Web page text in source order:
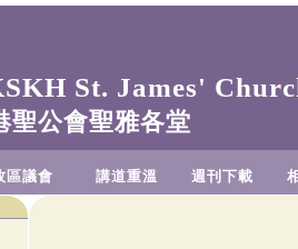
St. James'
聖公會聖雅各堂
區議會 講道重溫 週刊下載